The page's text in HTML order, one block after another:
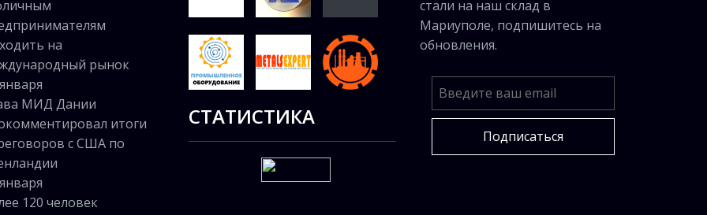
на
рынок
МИД Дании
итоги
с США по
120 человек
СТАТИСТИКА
стали на наш склад в
Мариуполе, подпишитесь на
обновления.
Подписаться